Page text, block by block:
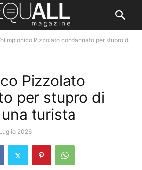
Pizzolato condannato per stupro di
Pizzolato
per stupro di
turista
2026